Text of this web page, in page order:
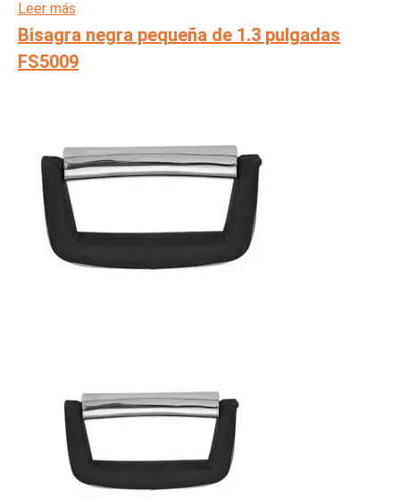
Leer más
Bisagra negra pequeña de 1.3 pulgadas
FS5009